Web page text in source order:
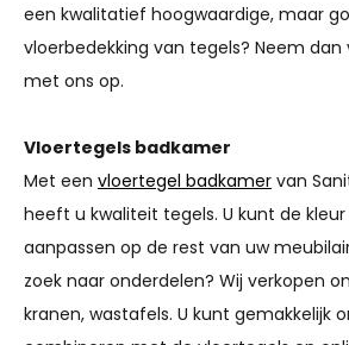
een kwalitatief hoogwaardige, maar
vloerbedekking van tegels? Neem
met ons op.
Vloertegels badkamer
Met een vloertegel badkamer van
heeft u kwaliteit tegels. U kunt de
aanpassen op de rest van uw
zoek naar onderdelen? Wij verkopen
kranen, wastafels. U kunt gemakkelijk